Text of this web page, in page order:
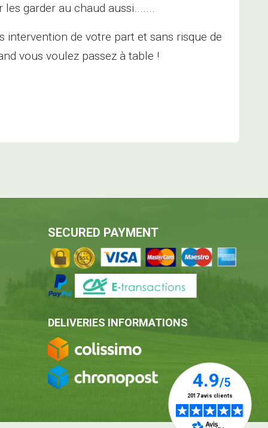
garder au chaud aussi.......
intervention de votre part et sans risque de
vous voulez passez à table !
SECURED PAYMENT
DELIVERIES INFORMATIONS